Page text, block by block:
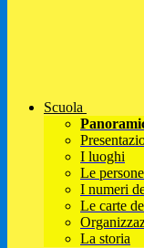
Scuola
I luoghi
Le persone
I numeri
Le carte
La storia